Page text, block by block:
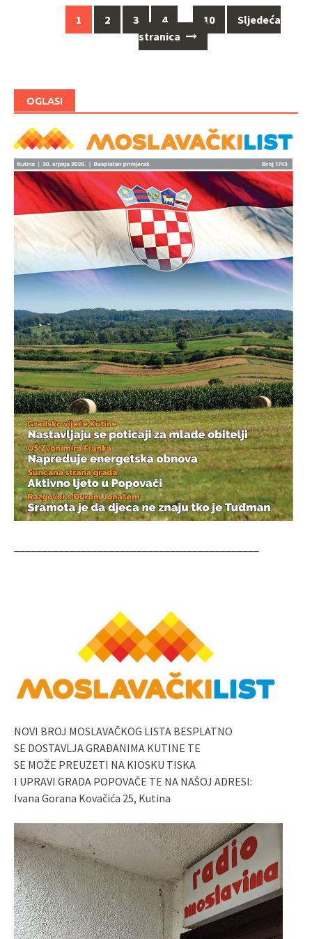
Navigacija
1 2 3 4 … 10
Sljedeća
stranica
OGLASI
NOVI BROJ MOSLAVAČKOG LISTA BESPLATNO
SE DOSTAVLJA GRAĐANIMA KUTINE TE
SE MOŽE PREUZETI NA KIOSKU TISKA
I UPRAVI GRADA POPOVAČE TE NA NAŠOJ ADRESI:
Ivana Gorana Kovačića 25, Kutina